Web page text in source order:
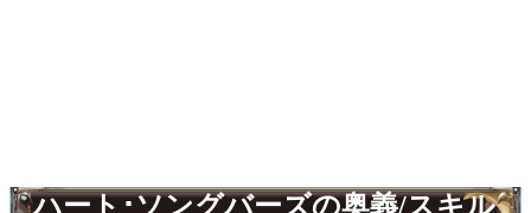
ハート･ソングバーズの奥義/スキル